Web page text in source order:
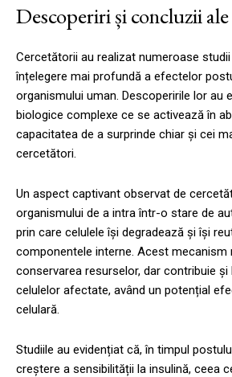
Descoperiri și concluzii
Cercetătorii au realizat numeroase
înțelegere mai profundă a efectelor
organismului uman. Descoperirile lor au
biologice complexe ce se activează în
capacitatea de a surprinde chiar și cei
cercetători.
Un aspect captivant observat de
organismului de a intra într-o stare de
prin care celulele își degradează și își
componentele interne. Acest mecanism
conservarea resurselor, dar contribuie și
celulelor afectate, având un potențial
celulară.
Studiile au evidențiat că, în timpul
creștere a sensibilității la insulină, ceea